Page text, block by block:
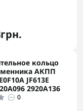
кольцо
АКПП
JF613E
2920A136
0